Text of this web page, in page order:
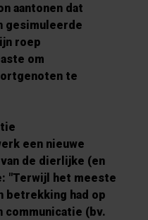
aantonen dat
gesimuleerde
roep
om
te
een nieuwe
de dierlijke (en
"Terwijl het meeste
betrekking had op
communicatie (bv.